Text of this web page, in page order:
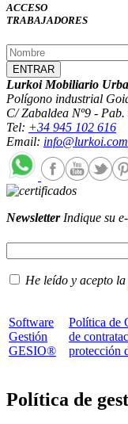
ACCESO
TRABAJADORES
Lurkoi Mobiliario
Polígono industrial
C/ Zabaldea Nº9 -
Tel: +34 945 102 616
Email: info@lurkoi.com
NewsletterIndique su
He leído y acepto la
Software
Gestión
GESIO®
Política de
de
protección
Política de